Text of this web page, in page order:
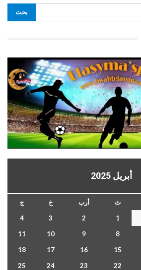
أبريل 2025
ث أرب خ
ج
1
2
3
4
8
9
10
11
15
16
17
18
22
23
24
25